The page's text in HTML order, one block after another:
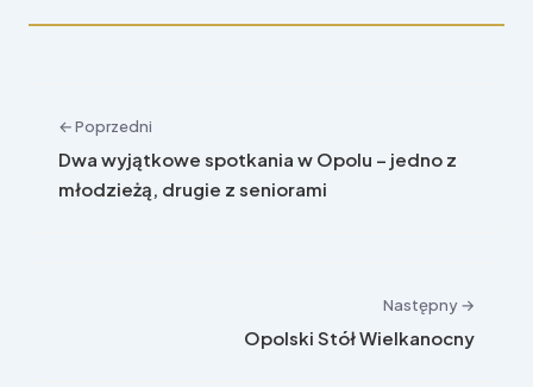
← Poprzedni
Dwa wyjątkowe spotkania w Opolu – jedno z
młodzieżą, drugie z seniorami
Następny →
Opolski Stół Wielkanocny